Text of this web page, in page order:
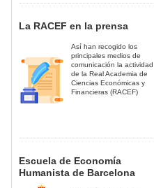
La RACEF en la prensa
Así han recogido los
principales medios de
comunicación la actividad
de la Real Academia de
Ciencias Económicas y
Financieras (RACEF)
Escuela de Economía
Humanista de Barcelona